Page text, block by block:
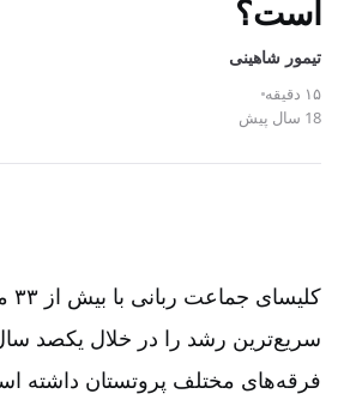
است؟
تیمور شاهینی
۱۵ دقیقه
18 سال پیش
سریع‌ترین رشد را در خلال یکصد
فرقه‌های مختلف پروتستان داشته‌